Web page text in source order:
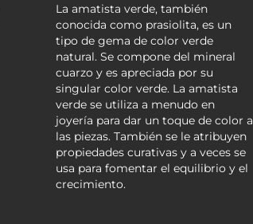
La amatista verde, también
conocida como prasiolita, es un
tipo de gema de color verde
natural. Se compone del mineral
cuarzo y es apreciada por su
singular color verde. La amatista
verde se utiliza a menudo en
joyería para dar un toque de color a
las piezas. También se le atribuyen
propiedades curativas y a veces se
usa para fomentar el equilibrio y el
crecimiento.